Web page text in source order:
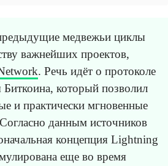
медвежьи циклы
важнейших проектов,
. Речь идёт о протоколе
Биткоина, который позволил
и практически мгновенные
данным источников
концепция Lightning
еще во время